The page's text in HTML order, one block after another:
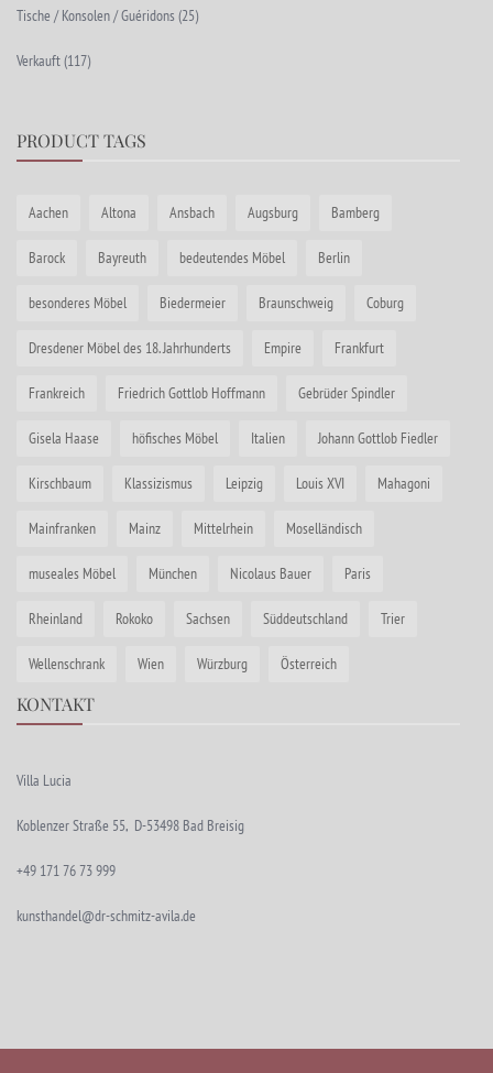
Tische / Konsolen / Guéridons(25)
Verkauft(117)
PRODUCT TAGS
Aachen Altona Ansbach Augsburg Bamberg
Barock Bayreuth bedeutendes Möbel Berlin
besonderes Möbel Biedermeier Braunschweig Coburg
Dresdener Möbel des 18. Jahrhunderts Empire Frankfurt
Frankreich Friedrich Gottlob Hoffmann Gebrüder Spindler
Gisela Haase höfisches Möbel Italien Johann Gottlob Fiedler
Kirschbaum Klassizismus Leipzig Louis XVI Mahagoni
Mainfranken Mainz Mittelrhein Moselländisch
museales Möbel München Nicolaus Bauer Paris
Rheinland Rokoko Sachsen Süddeutschland Trier
Wellenschrank Wien Würzburg Österreich
KONTAKT
Villa Lucia
Koblenzer Straße 55, D-53498 Bad Breisig
+49 171 76 73 999
kunsthandel@dr-schmitz-avila.de